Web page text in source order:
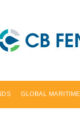
GLOBAL MARITIME